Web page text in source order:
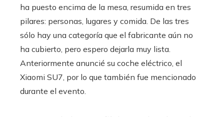
ha puesto encima de la mesa, resumida en tres
pilares: personas, lugares y comida. De las tres
sólo hay una categoría que el fabricante aún no
ha cubierto, pero espero dejarla muy lista.
Anteriormente anuncié su coche eléctrico, el
Xiaomi SU7, por lo que también fue mencionado
durante el evento.